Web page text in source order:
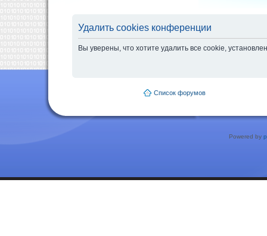
Удалить cookies конференции
Вы уверены, что хотите удалить все cookie,
Список форумов
Powered by